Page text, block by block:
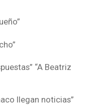
“A Beatriz
llegan noticias”